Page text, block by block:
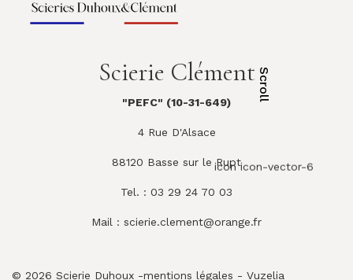
Scroll
icon icon-vector-6
Scierie Clément
"PEFC" (10-31-649)
4 Rue D'Alsace
88120 Basse sur le Rupt
Tel. : 03 29 24 70 03
Mail : scierie.clement@orange.fr
© 2026 Scierie Duhoux -mentions légales - Vuzelia